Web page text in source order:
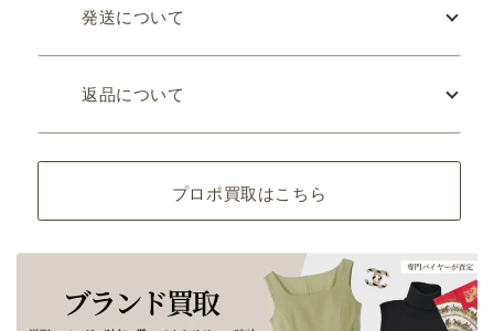
発送について
返品について
プロポ買取はこちら